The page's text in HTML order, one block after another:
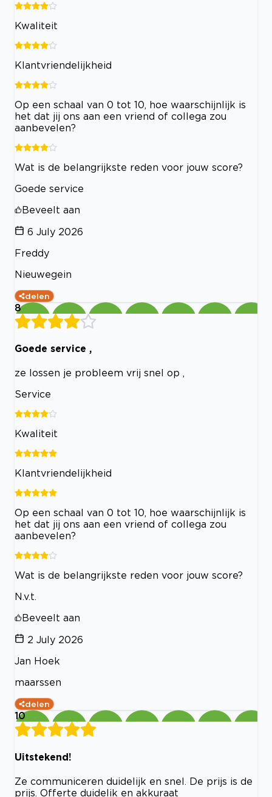
Kwaliteit
Klantvriendelijkheid
Op een schaal van 0 tot 10, hoe waarschijnlijk is
het dat jij ons aan een vriend of collega zou
aanbevelen?
Wat is de belangrijkste reden voor jouw score?
Goede service
Beveelt aan
6 July 2026
Freddy
Nieuwegein
delen
8
Goede service ,
ze lossen je probleem vrij snel op ,
Service
Kwaliteit
Klantvriendelijkheid
Op een schaal van 0 tot 10, hoe waarschijnlijk is
het dat jij ons aan een vriend of collega zou
aanbevelen?
Wat is de belangrijkste reden voor jouw score?
N.v.t.
Beveelt aan
2 July 2026
Jan Hoek
maarssen
delen
10
Uitstekend!
Ze communiceren duidelijk en snel. De prijs is de
prijs. Offerte duidelik en akkuraat